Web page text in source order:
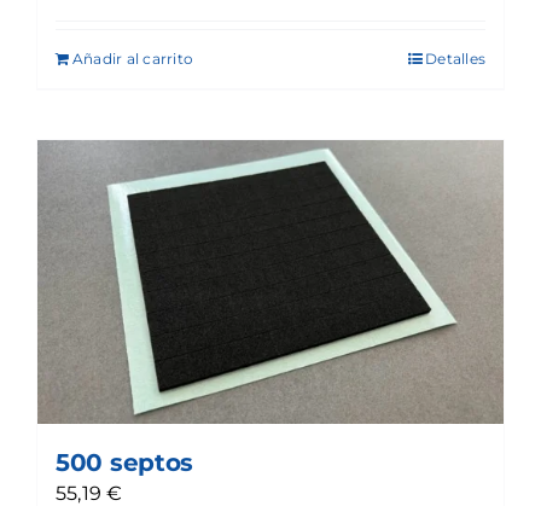
Añadir al carrito Detalles
500 septos
55,19€